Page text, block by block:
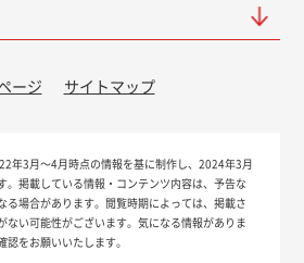
ージ サイトマップ
年3月～4月時点の情報を基に制作し、2024年3月
。掲載している情報・コンテンツ内容は、予告な
る場合があります。閲覧時期によっては、掲載さ
ない可能性がございます。気になる情報がありま
認をお願いいたします。